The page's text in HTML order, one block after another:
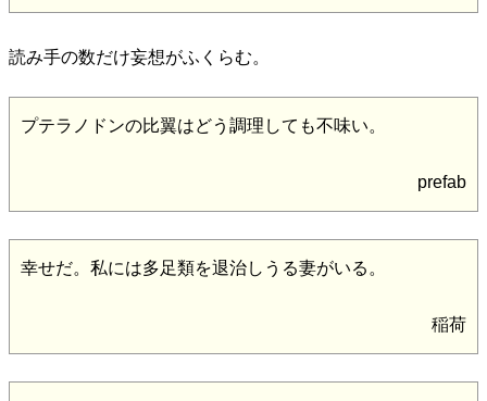
読み手の数だけ妄想がふくらむ。
プテラノドンの比翼はどう調理しても不味い。
prefab
幸せだ。私には多足類を退治しうる妻がいる。
稲荷